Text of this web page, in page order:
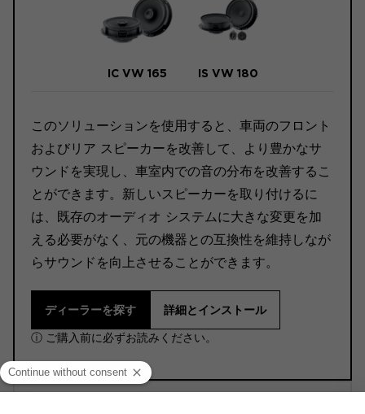
IC VW 165 IS VW 180
このソリューションを使用すると、車両のフロント
およびリア スピーカーを改善して、より豊かなサ
ウンドを実現し、車室内での音の分布を改善するこ
とができます。新しいスピーカーを取り付けるに
は、既存のオーディオ システムに大きな変更を加
える必要がなく、元の機器との互換性を維持しなが
らサウンドを向上させることができます。
ディーラーを探す 詳細とインストール
ⓘ ご購入前に必ずお読みください。